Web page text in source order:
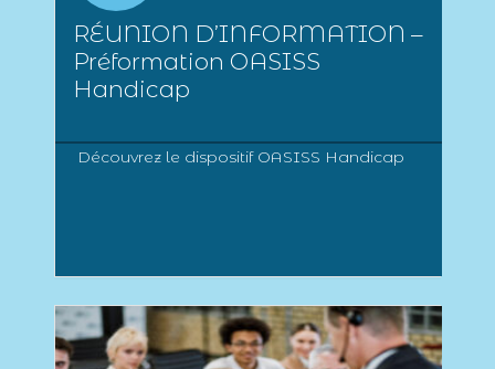
RÉUNION D’INFORMATION –
Préformation OASISS
Handicap
Découvrez le dispositif OASISS Handicap